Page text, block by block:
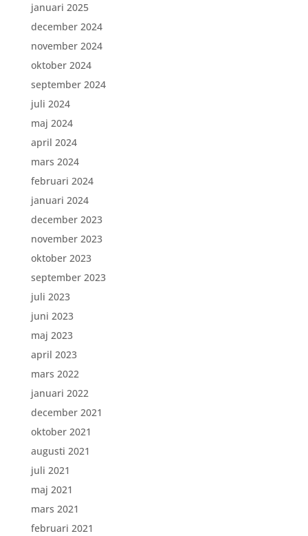
januari 2025
december 2024
november 2024
oktober 2024
september 2024
juli 2024
maj 2024
april 2024
mars 2024
februari 2024
januari 2024
december 2023
november 2023
oktober 2023
september 2023
juli 2023
juni 2023
maj 2023
april 2023
mars 2022
januari 2022
december 2021
oktober 2021
augusti 2021
juli 2021
maj 2021
mars 2021
februari 2021